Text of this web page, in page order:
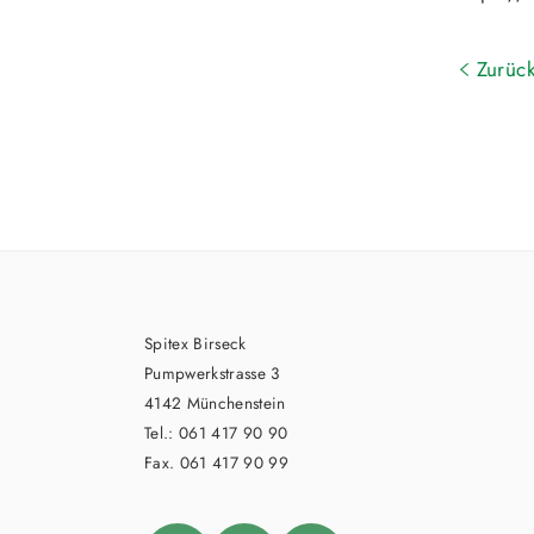
Zurück
Spitex Birseck
Pumpwerkstrasse 3
4142 Münchenstein
Tel.: 061 417 90 90
Fax. 061 417 90 99